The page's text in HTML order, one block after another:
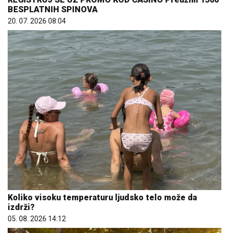
BESPLATNIH SPINOVA
20. 07. 2026 08:04
Koliko visoku temperaturu ljudsko telo može da
izdrži?
05. 08. 2026 14:12